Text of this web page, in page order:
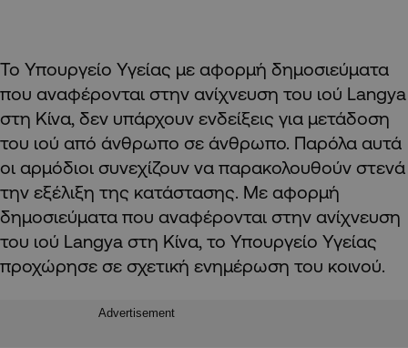
Το Υπουργείο Υγείας με αφορμή δημοσιεύματα
που αναφέρονται στην ανίχνευση του ιού Langya
στη Κίνα, δεν υπάρχουν ενδείξεις για μετάδοση
του ιού από άνθρωπο σε άνθρωπο. Παρόλα αυτά
οι αρμόδιοι συνεχίζουν να παρακολουθούν στενά
την εξέλιξη της κατάστασης. Με αφορμή
δημοσιεύματα που αναφέρονται στην ανίχνευση
του ιού Langya στη Κίνα, το Υπουργείο Υγείας
προχώρησε σε σχετική ενημέρωση του κοινού.
Advertisement